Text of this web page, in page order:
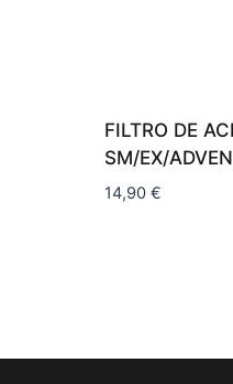
FILTRO DE
SM/EX/
14,90 €